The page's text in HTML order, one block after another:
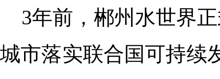
3年前，郴州水世界
城市落实联合国可持续